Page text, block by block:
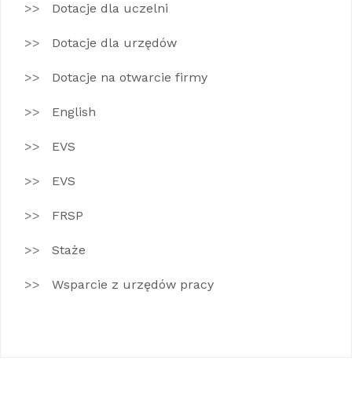
Dotacje dla uczelni
Dotacje dla urzędów
Dotacje na otwarcie firmy
English
EVS
EVS
FRSP
Staże
Wsparcie z urzędów pracy